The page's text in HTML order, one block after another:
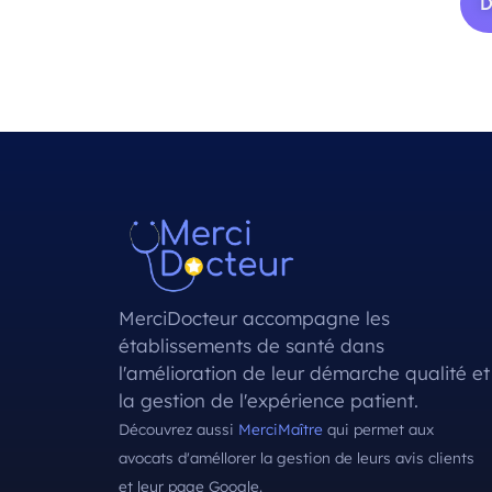
MerciDocteur accompagne les
établissements de santé dans
l'amélioration de leur démarche qualité et
la gestion de l'expérience patient.
Découvrez aussi MerciMaître qui permet aux
avocats d'améllorer la gestion de leurs avis clients
et leur page Google.